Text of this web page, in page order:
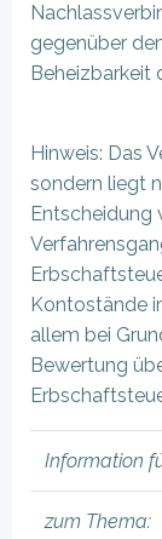
gegenüber
Beheizbarkeit
Hinweis: Das
sondern liegt
Entscheidung
Kontostände
allem bei
Bewertung
Information
zum Thema: